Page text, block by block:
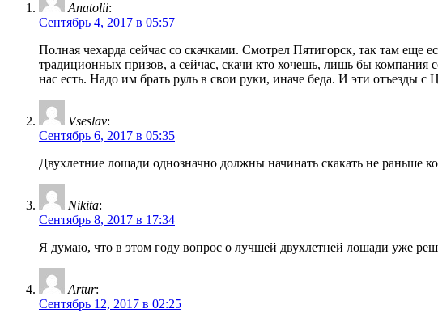
Anatolii:
Сентябрь 4, 2017 в 05:57
Полная чехарда сейчас со скачками. Смотрел Пятигорск, так там еще
традиционных призов, а сейчас, скачи кто хочешь, лишь бы
нас есть. Надо им брать руль в свои руки, иначе беда. И эти отъезды
Vseslav:
Сентябрь 6, 2017 в 05:35
Двухлетние лошади однозначно должны начинать скакать не раньше
Nikita:
Сентябрь 8, 2017 в 17:34
Я думаю, что в этом году вопрос о лучшей двухлетней лошади уже
Artur:
Сентябрь 12, 2017 в 02:25